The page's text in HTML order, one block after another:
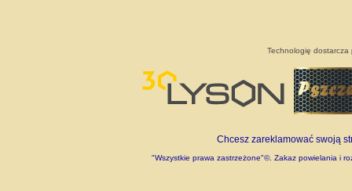
Technologię dostarcza
Chcesz zareklamować swoją
"Wszystkie prawa zastrzeżone"©. Zakaz powielania i